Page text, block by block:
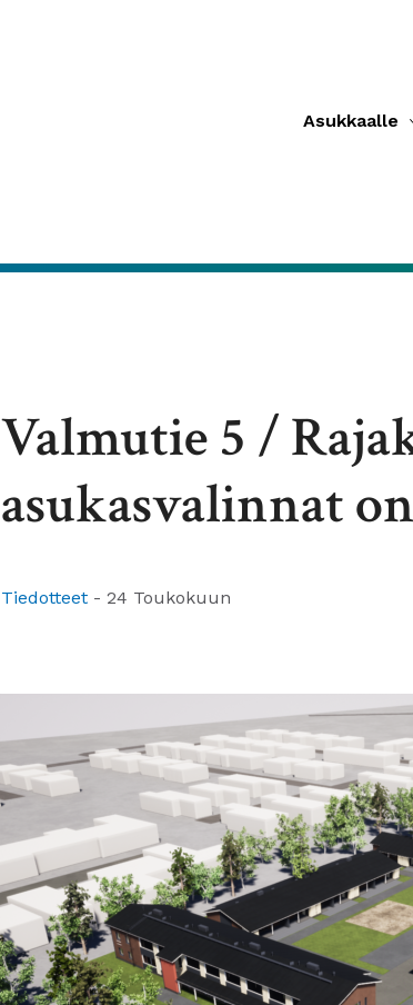
Asukkaalle
Valmutie 5 /
asukasvalinnat
Tiedotteet - 24 Toukokuun